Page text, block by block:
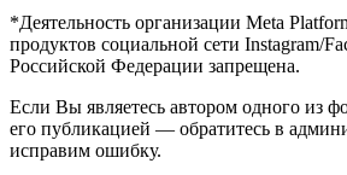
*Деятельность организации Meta
продуктов социальной сети Instagram/
Российской Федерации запрещена.
Если Вы являетесь автором одного из
его публикацией — обратитесь в
исправим ошибку.